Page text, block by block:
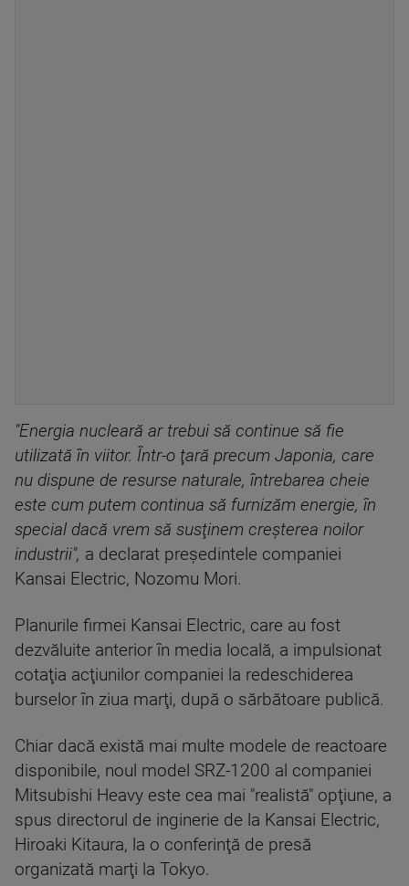
"Energia nucleară ar trebui să continue să fie
utilizată în viitor. Într-o ţară precum Japonia, care
nu dispune de resurse naturale, întrebarea cheie
este cum putem continua să furnizăm energie, în
special dacă vrem să susţinem creşterea noilor
industrii", a declarat preşedintele companiei
Kansai Electric, Nozomu Mori.
Planurile firmei Kansai Electric, care au fost
dezvăluite anterior în media locală, a impulsionat
cotaţia acţiunilor companiei la redeschiderea
burselor în ziua marţi, după o sărbătoare publică.
Chiar dacă există mai multe modele de reactoare
disponibile, noul model SRZ-1200 al companiei
Mitsubishi Heavy este cea mai "realistă" opţiune, a
spus directorul de inginerie de la Kansai Electric,
Hiroaki Kitaura, la o conferinţă de presă
organizată marţi la Tokyo.